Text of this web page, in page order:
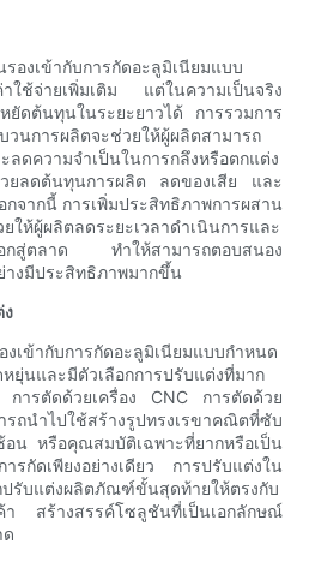
องเข้ากับการกัดอะลูมิเนียมแบบ
าใช้จ่ายเพิ่มเติม แต่ในความเป็นจริง
ยัดต้นทุนในระยะยาวได้ การรวมการ
วนการผลิตจะช่วยให้ผู้ผลิตสามารถ
ลดความจำเป็นในการกลึงหรือตกแต่ง
ยลดต้นทุนการผลิต ลดของเสีย และ
จากนี้ การเพิ่มประสิทธิภาพการผสาน
ให้ผู้ผลิตลดระยะเวลาดำเนินการและ
อกสู่ตลาด ทำให้สามารถตอบสนอง
างมีประสิทธิภาพมากขึ้น
งเข้ากับการกัดอะลูมิเนียมแบบกำหนด
ยุ่นและมีตัวเลือกการปรับแต่งที่มาก
ารตัดด้วยเครื่อง CNC การตัดด้วย
ถนำไปใช้สร้างรูปทรงเรขาคณิตที่ซับ
น หรือคุณสมบัติเฉพาะที่ยากหรือเป็น
รกัดเพียงอย่างเดียว การปรับแต่งใน
รับแต่งผลิตภัณฑ์ขั้นสุดท้ายให้ตรงกับ
า สร้างสรรค์โซลูชันที่เป็นเอกลักษณ์